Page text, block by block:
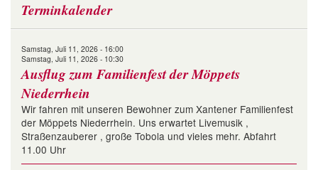
Terminkalender
Samstag, Juli 11, 2026 - 16:00
Samstag, Juli 11, 2026 - 10:30
Ausflug zum Familienfest der Möppets
Niederrhein
Wir fahren mit unseren Bewohner zum Xantener Familienfest
der Möppets Niederrhein. Uns erwartet Livemusik ,
Straßenzauberer , große Tobola und vieles mehr. Abfahrt
11.00 Uhr